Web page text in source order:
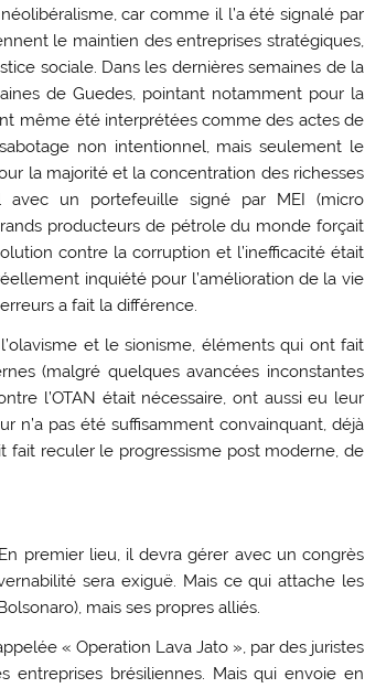
car comme il l’a été signalé par
le maintien des entreprises stratégiques,
sociale. Dans les dernières semaines de la
de Guedes, pointant notamment pour la
même été interprétées comme des actes de
non intentionnel, mais seulement le
la majorité et la concentration des richesses
avec un portefeuille signé par MEI (micro
producteurs de pétrole du monde forçait
contre la corruption et l’inefficacité était
inquiété pour l’amélioration de la vie
a fait la différence.
et le sionisme, éléments qui ont fait
(malgré quelques avancées inconstantes
l’OTAN était nécessaire, ont aussi eu leur
n’a pas été suffisamment convainquant, déjà
fait reculer le progressisme post moderne, de
premier lieu, il devra gérer avec un congrès
sera exiguë. Mais ce qui attache les
mais ses propres alliés.
« Operation Lava Jato », par des juristes
entreprises brésiliennes. Mais qui envoie en